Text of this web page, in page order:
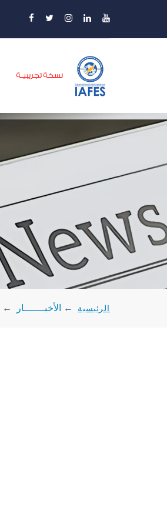
الرئيسية ← الأخبـــــــار ←